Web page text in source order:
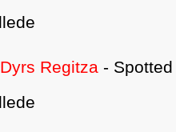
Regitza -